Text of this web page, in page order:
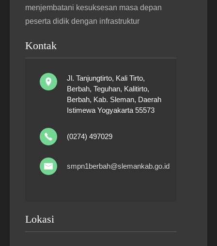
menjembatani kesuksesan masa depan
peserta didik dengan infrastruktur
Kontak
Jl. Tanjungtirto, Kali Tirto,
Berbah, Teguhan, Kalitirto,
Berbah, Kab. Sleman, Daerah
Istimewa Yogyakarta 55573
(0274) 497029
smpn1berbah@slemankab.go.id
Lokasi